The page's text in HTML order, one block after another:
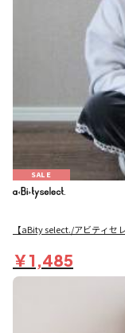
SALE
【aBity select./アビティセ
￥1,485